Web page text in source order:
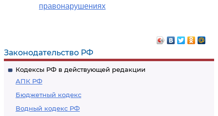
Законодательство РФ
Кодексы РФ в действующей редакции
АПК РФ
Бюджетный кодекс
Водный кодекс РФ
правонарушениях